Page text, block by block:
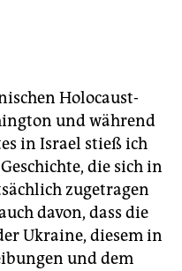
Holocaust-
und während
in Israel stieß ich
die sich in
zugetragen
davon, dass die
Ukraine, diesem in
und dem